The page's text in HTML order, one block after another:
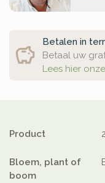
Betalen in
Betaal uw
Lees hier
Product
Bloem, plant of
boom